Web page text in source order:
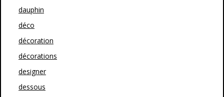
dauphin
déco
décoration
décorations
designer
dessous